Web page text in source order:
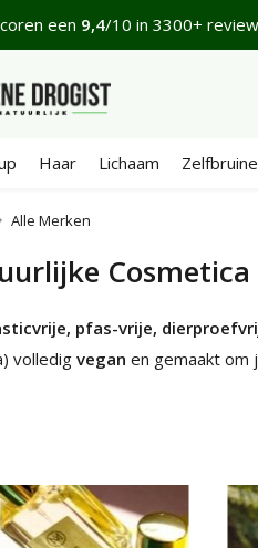
besteld, maandag
Haar Lichaam
Alle Merken
Cosmetica
pfas-vrije,
volledig vegan en gemaakt om